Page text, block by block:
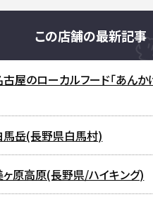
この店舗の最新記事
古屋のローカルフード「あん
馬岳(長野県白馬村)
ヶ原高原(長野県/ハイキング)